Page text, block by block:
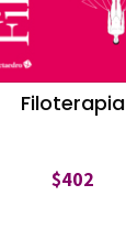
Filoterapia
$402